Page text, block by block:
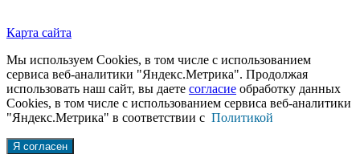
Карта сайта
Мы используем Cookies, в том числе с использованием
сервиса веб-аналитики "Яндекс.Метрика". Продолжая
использовать наш сайт, вы даете согласие обработку данных
Cookies, в том числе с использованием сервиса веб-аналитики
"Яндекс.Метрика" в соответствии с Политикой
Я согласен